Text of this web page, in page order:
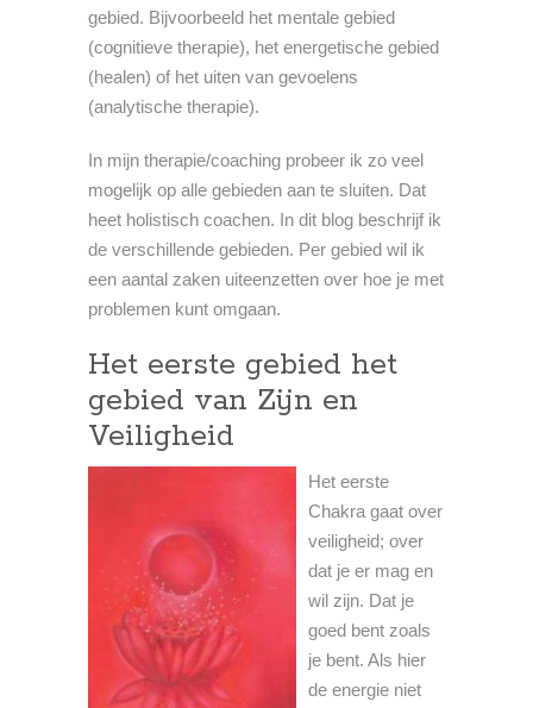
gebied. Bijvoorbeeld het mentale gebied
(cognitieve therapie), het energetische gebied
(healen) of het uiten van gevoelens
(analytische therapie).
In mijn therapie/coaching probeer ik zo veel
mogelijk op alle gebieden aan te sluiten. Dat
heet holistisch coachen. In dit blog beschrijf ik
de verschillende gebieden. Per gebied wil ik
een aantal zaken uiteenzetten over hoe je met
problemen kunt omgaan.
Het eerste gebied het
gebied van Zijn en
Veiligheid
Het eerste
Chakra gaat over
veiligheid; over
dat je er mag en
wil zijn. Dat je
goed bent zoals
je bent. Als hier
de energie niet